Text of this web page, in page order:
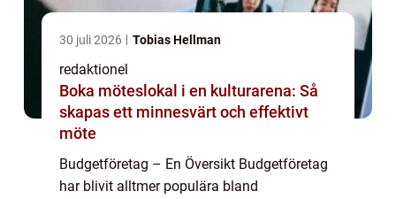
30 juli 2026 Tobias Hellman
redaktionel
Boka möteslokal i en kulturarena: Så
skapas ett minnesvärt och effektivt
möte
Budgetföretag – En Översikt Budgetföretag
har blivit alltmer populära bland